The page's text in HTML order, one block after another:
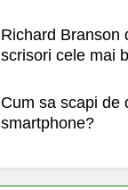
Richard Branson
scrisori cele mai
Cum sa scapi de
smartphone?